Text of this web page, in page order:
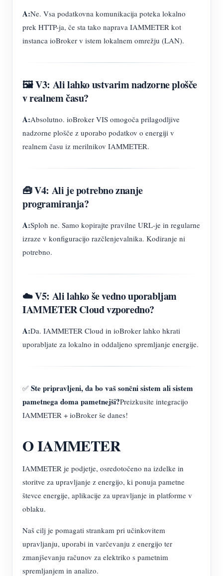
A:Ne. Vsa podatkovna komunikacija poteka lokalno
prek HTTP-ja, če sta tako naprava IAMMETER kot
instanca ioBroker v istem lokalnem omrežju (LAN).
🖼️ V3: Ali lahko ustvarim nadzorne plošče
v realnem času?
A:Absolutno. ioBroker VIS omogoča prilagodljive
nadzorne plošče z uporabo podatkov o energiji v
realnem času iz merilnikov IAMMETER.
🧰 V4: Ali je potrebno znanje
programiranja?
A:Sploh ne. Samo kopirajte pravilne URL-je in regularne
izraze v konfiguracijo razčlenjevalnika. Kodiranje ni
potrebno.
☁️ V5: Ali lahko še vedno uporabljam
IAMMETER Cloud vzporedno?
A:Da. IAMMETER Cloud in ioBroker lahko hkrati
uporabljate za lokalno in oddaljeno spremljanje energije.
✅ Ste pripravljeni, da bo vaš sončni sistem ali sistem
pametnega doma pametnejši?Preizkusite integracijo
IAMMETER + ioBroker še danes!
O IAMMETER
IAMMETER je podjetje, osredotočeno na izdelke in
storitve za upravljanje z energijo, ki ponuja pametne
števce energije, aplikacije za upravljanje in platforme v
oblaku.
Naš cilj je pomagati strankam pri učinkovitem
upravljanju, uporabi in varčevanju z energijo ter
zmanjševanju računov za elektriko s pametnim
spremljanjem in analizo.